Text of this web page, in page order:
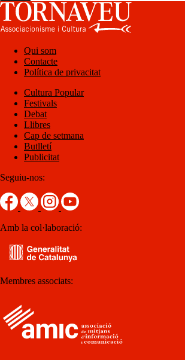
Qui som
Contacte
Política de privacitat
Cultura Popular
Festivals
Debat
Llibres
Cap de setmana
Butlletí
Publicitat
Seguiu-nos:
Amb la col·laboració:
Membres associats: